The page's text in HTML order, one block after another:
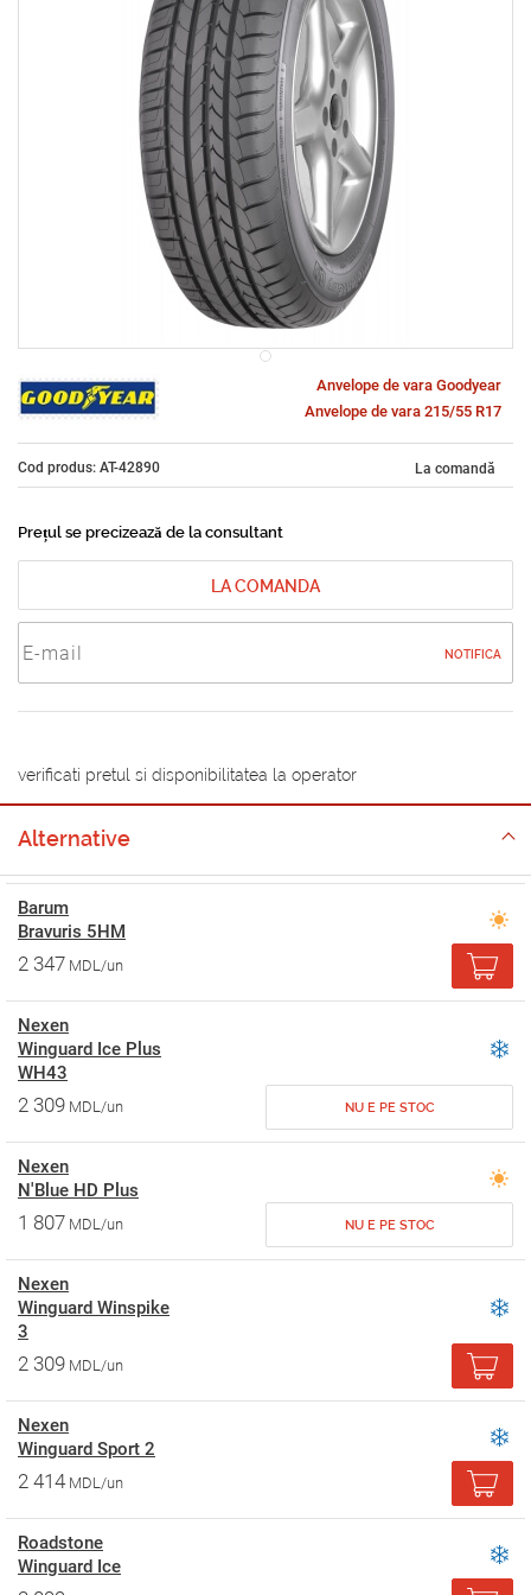
Anvelope de vara Goodyear
Anvelope de vara 215/55 R17
Cod produs: AT-42890 La comandă
Prețul se precizează de la consultant
LA COMANDA
NOTIFICA
verificati pretul si disponibilitatea la operator
Alternative
Barum
Bravuris 5HM
2 347 MDL/un
Nexen
Winguard Ice Plus
WH43
2 309 MDL/un NU E PE STOC
Nexen
N'Blue HD Plus
1 807 MDL/un NU E PE STOC
Nexen
Winguard Winspike
3
2 309 MDL/un
Nexen
Winguard Sport 2
2 414 MDL/un
Roadstone
Winguard Ice